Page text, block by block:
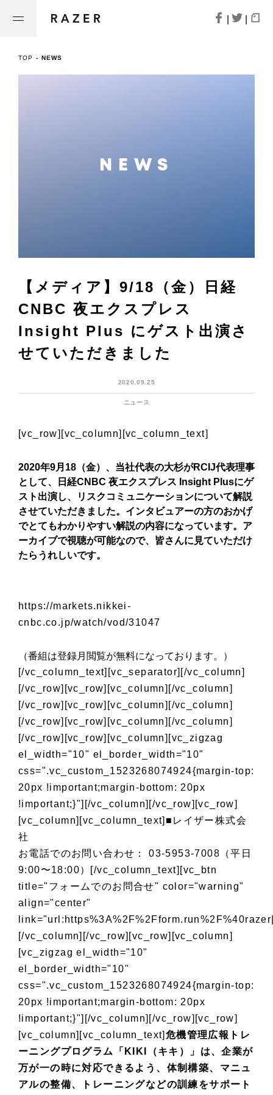
TOP - NEWS
NEWS
【メディア】9/18（金）日経
CNBC 夜エクスプレス
Insight Plus にゲスト出演さ
せていただきました
2020.09.25
ニュース
[vc_row][vc_column][vc_column_text]
2020年9月18（金）、当社代表の大杉がRCIJ代表理事
として、日経CNBC 夜エクスプレス Insight Plusにゲ
スト出演し、リスクコミュニケーションについて解説
させていただきました。インタビュアーの方のおかげ
でとてもわかりやすい解説の内容になっています。ア
ーカイブで視聴が可能なので、皆さんに見ていただけ
たらうれしいです。
https://markets.nikkei-
cnbc.co.jp/watch/vod/31047
（番組は登録月閲覧が無料になっております。）
[/vc_column_text][vc_separator][/vc_column]
[/vc_row][vc_row][vc_column][/vc_column]
[/vc_row][vc_row][vc_column][/vc_column]
[/vc_row][vc_row][vc_column][/vc_column]
[/vc_row][vc_row][vc_column][vc_zigzag
el_width="10" el_border_width="10"
css=".vc_custom_1523268074924{margin-top:
20px !important;margin-bottom: 20px
!important;}"][/vc_column][/vc_row][vc_row]
[vc_column][vc_column_text]■レイザー株式会
社
お電話でのお問い合わせ： 03-5953-7008（平日
9:00〜18:00）[/vc_column_text][vc_btn
title="フォームでのお問合せ" color="warning"
align="center"
[/vc_column][/vc_row][vc_row][vc_column]
[vc_zigzag el_width="10"
el_border_width="10"
css=".vc_custom_1523268074924{margin-top:
20px !important;margin-bottom: 20px
!important;}"][/vc_column][/vc_row][vc_row]
[vc_column][vc_column_text] 危機管理広報トレ
ーニングプログラム「KIKI（キキ）」 は、企業が
万が一の時に対応できるよう、体制構築、マニュ
アルの整備、トレーニングなどの訓練をサポート